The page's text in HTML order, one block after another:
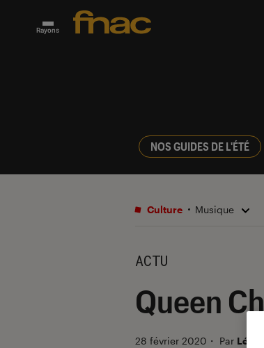
Rayons
NOS GUIDES DE L'ÉTÉ
Culture Musique
ACTU
Queen
28 février 2020 ・ Par Léon